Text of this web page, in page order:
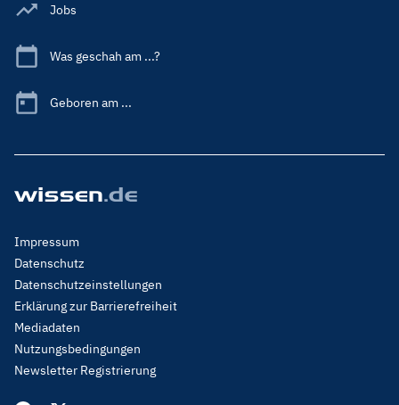
Jobs
Was geschah am ...?
Geboren am ...
Footer
Menu
Legal
Impressum
Datenschutz
Datenschutzeinstellungen
Erklärung zur Barrierefreiheit
Mediadaten
Nutzungsbedingungen
Newsletter Registrierung